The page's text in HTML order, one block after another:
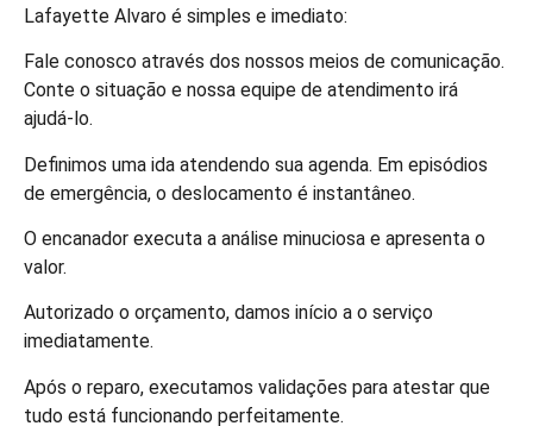
Lafayette Alvaro é simples e imediato:
Fale conosco através dos nossos meios de comunicação.
Conte o situação e nossa equipe de atendimento irá
ajudá-lo.
Definimos uma ida atendendo sua agenda. Em episódios
de emergência, o deslocamento é instantâneo.
O encanador executa a análise minuciosa e apresenta o
valor.
Autorizado o orçamento, damos início a o serviço
imediatamente.
Após o reparo, executamos validações para atestar que
tudo está funcionando perfeitamente.